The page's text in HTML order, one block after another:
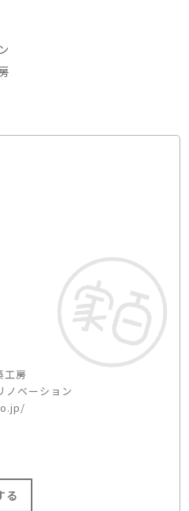
工房
ノベーション
る